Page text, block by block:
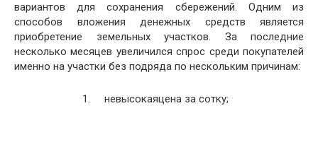
вариантов для сохранения сбережений. Одним из
способов вложения денежных средств является
приобретение земельных участков. За последние
несколько месяцев увеличился спрос среди покупателей
именно на участки без подряда по нескольким причинам:
1. невысокаяцена за сотку;